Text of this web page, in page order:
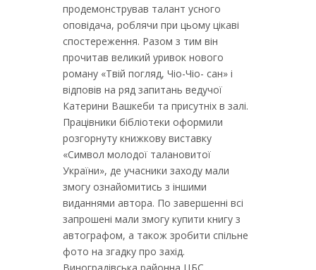
продемонстрував талант усного
оповідача, роблячи при цьому цікаві
спостереження. Разом з тим він
прочитав великий уривок нового
роману «Твій погляд, Чіо-Чіо- сан» і
відповів на ряд запитань ведучої
Катерини Вашкеби та присутніх в залі.
Працівники бібліотеки оформили
розгорнуту книжкову виставку
«Символ молодої талановитої
України», де учасники заходу мали
змогу ознайомитись з іншими
виданнями автора. По завершенні всі
запрошені мали змогу купити книгу з
автографом, а також зробити спільне
фото на згадку про захід.